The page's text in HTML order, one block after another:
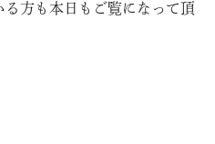
方も本日もご覧になって頂